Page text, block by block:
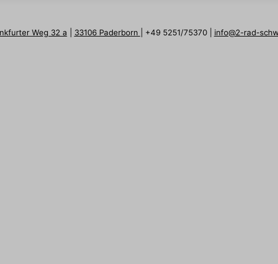
Weg 32 a 33106 Paderborn | +49 5251/75370 | info@2-rad-